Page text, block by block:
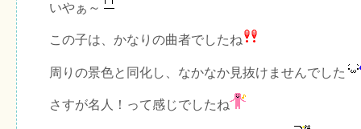
いやぁ～
この子は、かなりの曲者でしたね
周りの景色と同化し、なかなか見抜けませんでした
さすが名人！って感じでしたね